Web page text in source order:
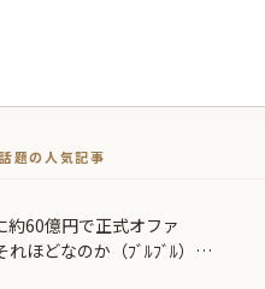
題の人気記事
約60億円で正式オファ
ほどなのか（ﾌﾞﾙﾌﾞﾙ）」